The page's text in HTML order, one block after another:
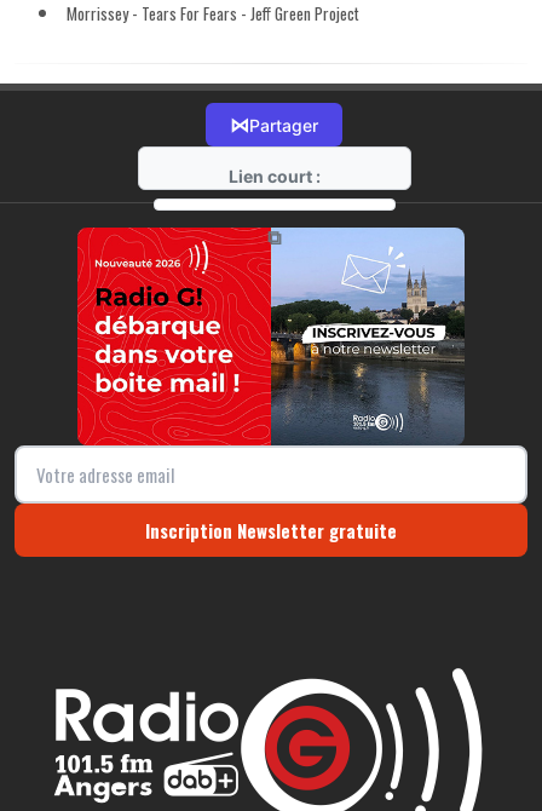
Morrissey - Tears For Fears - Jeff Green Project
⋈Partager
Lien court :
https://radio-g.fr?18044
⧉
Inscription Newsletter gratuite